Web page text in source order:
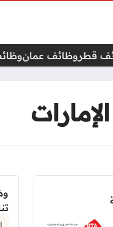
قطروظائف عمان